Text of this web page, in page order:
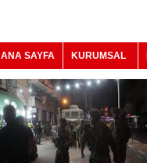
ANA SAYFA KURUMSAL